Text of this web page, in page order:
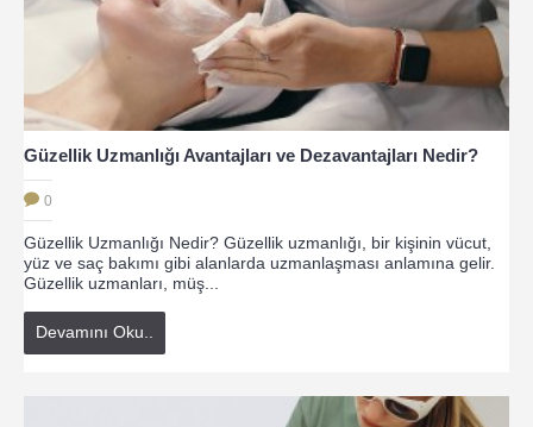
Güzellik Uzmanlığı Avantajları ve Dezavantajları Nedir?
0
Güzellik Uzmanlığı Nedir? Güzellik uzmanlığı, bir kişinin vücut,
yüz ve saç bakımı gibi alanlarda uzmanlaşması anlamına gelir.
Güzellik uzmanları, müş...
Devamını Oku..